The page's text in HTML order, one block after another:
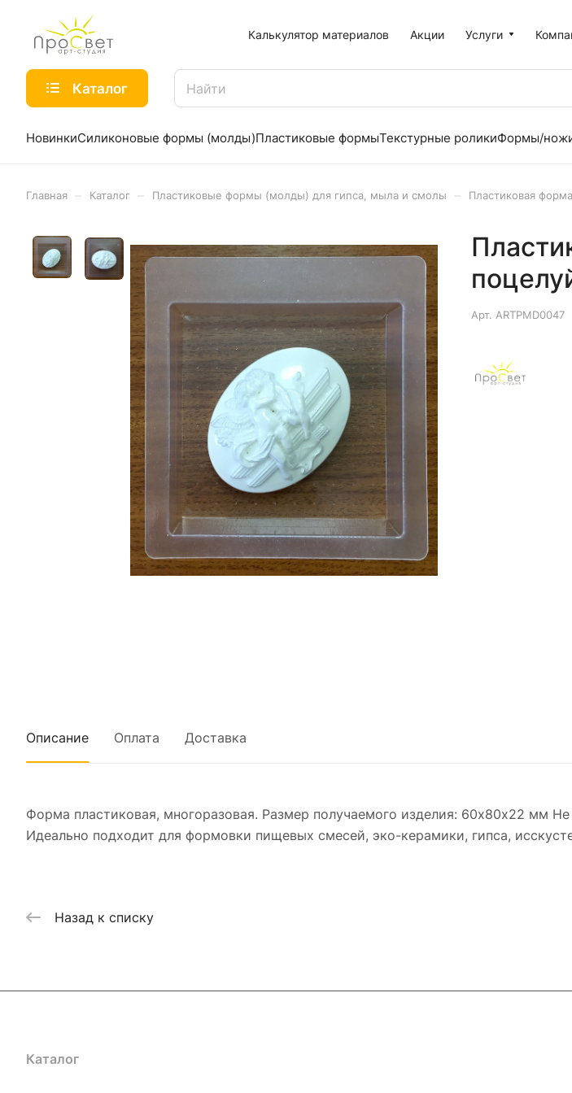
Калькулятор материалов Акции Услуги
Каталог
НовинкиСиликоновые формы (молды)Пластиковые формыТекстурные роликиФормы/ножи
Главная Каталог Пластиковые формы (молды) для гипса, мыла и смолы Пластиковая
Арт. ARTPMD0047
Описание Оплата Доставка
Форма пластиковая, многоразовая. Размер получаемого изделия: 60х80х22 мм
Идеально подходит для формовки пищевых смесей, эко-керамики, гипса,
Назад к списку
Каталог